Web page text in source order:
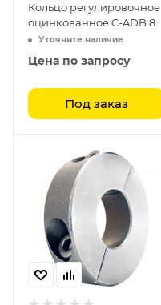
Кольцо регулировочное
оцинкованное C-ADB 8
Уточните наличие
Цена по запросу
Под заказ